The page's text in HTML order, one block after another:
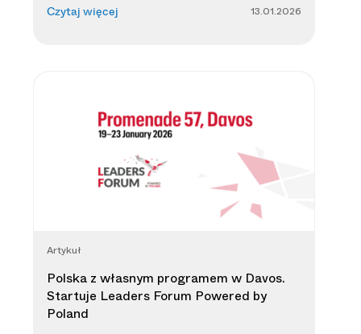
Czytaj więcej 13.01.2026
Artykuł
Polska z własnym programem w Davos.
Startuje Leaders Forum Powered by
Poland